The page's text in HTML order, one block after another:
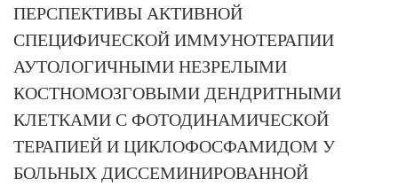
ПЕРСПЕКТИВЫ АКТИВНОЙ
СПЕЦИФИЧЕСКОЙ ИММУНОТЕРАПИИ
АУТОЛОГИЧНЫМИ НЕЗРЕЛЫМИ
КОСТНОМОЗГОВЫМИ ДЕНДРИТНЫМИ
КЛЕТКАМИ С ФОТОДИНАМИЧЕСКОЙ
ТЕРАПИЕЙ И ЦИКЛОФОСФАМИДОМ У
БОЛЬНЫХ ДИССЕМИНИРОВАННОЙ